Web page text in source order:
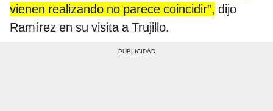
vienen realizando no parece coincidir”, dijo
Ramírez en su visita a Trujillo.